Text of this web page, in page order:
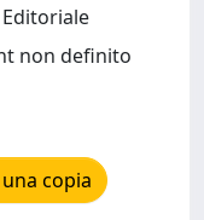
non definito
copia